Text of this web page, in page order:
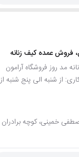
عمده کیف زنانه
مد روز فروشگاه آرامون
از شنبه الی پنج شنبه از
خیابان مصطفی خمینی، کوچه برادران